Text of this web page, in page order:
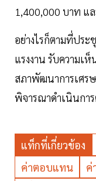
1,400,000 บาท แ
อย่างไรก็ตามที่ประ
แรงงาน รับความเ
สภาพัฒนาการเศร
พิจารณาดำเนินกา
แท็กที่เกี่ยวข้อง
ค่าตอบแทน
ค่